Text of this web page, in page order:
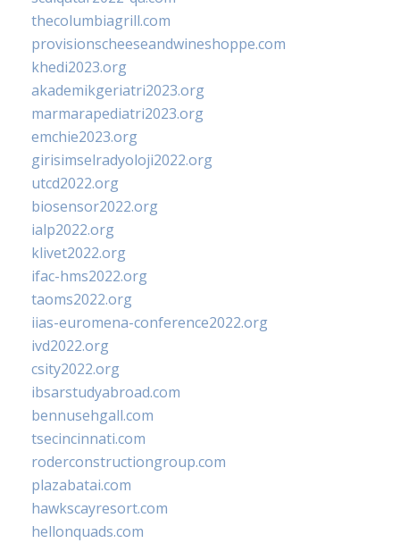
thecolumbiagrill.com
provisionscheeseandwineshoppe.com
khedi2023.org
akademikgeriatri2023.org
marmarapediatri2023.org
emchie2023.org
girisimselradyoloji2022.org
utcd2022.org
biosensor2022.org
ialp2022.org
klivet2022.org
ifac-hms2022.org
taoms2022.org
iias-euromena-conference2022.org
ivd2022.org
csity2022.org
ibsarstudyabroad.com
bennusehgall.com
tsecincinnati.com
roderconstructiongroup.com
plazabatai.com
hawkscayresort.com
hellonquads.com